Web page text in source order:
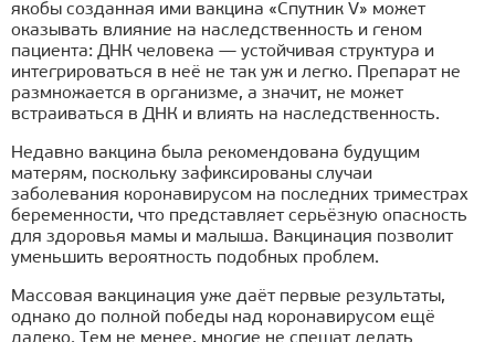
якобы созданная ими вакцина «Спутник V» может
оказывать влияние на наследственность и геном
пациента: ДНК человека — устойчивая структура и
интегрироваться в неё не так уж и легко. Препарат не
размножается в организме, а значит, не может
встраиваться в ДНК и влиять на наследственность.
Недавно вакцина была рекомендована будущим
матерям, поскольку зафиксированы случаи
заболевания коронавирусом на последних триместрах
беременности, что представляет серьёзную опасность
для здоровья мамы и малыша. Вакцинация позволит
уменьшить вероятность подобных проблем.
Массовая вакцинация уже даёт первые результаты,
однако до полной победы над коронавирусом ещё